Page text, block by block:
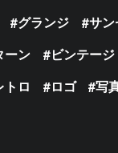
グランジ サン
ーン ビンテージ
トロ ロゴ 写